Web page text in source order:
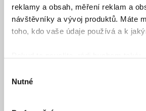
reklamy a obsah, měření reklam a
návštěvníky a vývoj produktů. Máte
toho, kdo vaše údaje používá a k
poloze, které mohou být přesné
skenování pro konkrétní
souhlasu
Nutné
Zajišťujeme odborné